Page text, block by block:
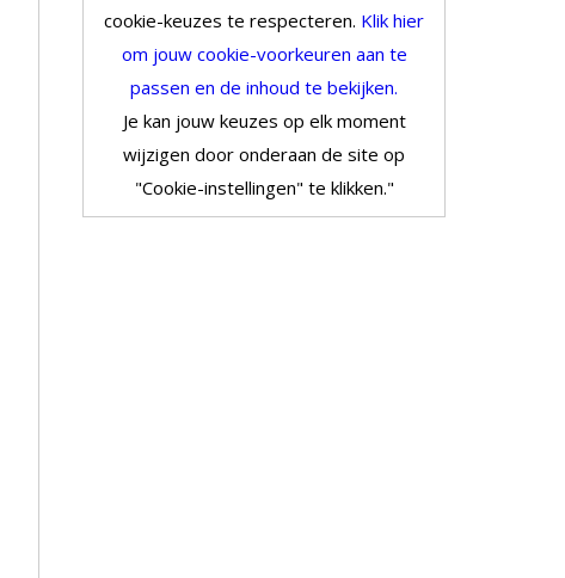
cookie-keuzes te respecteren. Klik hier
om jouw cookie-voorkeuren aan te
passen en de inhoud te bekijken.
Je kan jouw keuzes op elk moment
wijzigen door onderaan de site op
"Cookie-instellingen" te klikken."